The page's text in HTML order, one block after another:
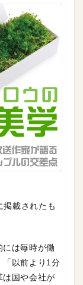
載されたも
は毎時が働
「以前より1分
は国や会社が